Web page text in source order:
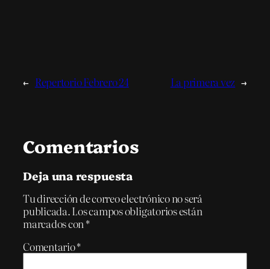
← Repertorio Febrero 24 La primera vez →
Comentarios
Deja una respuesta
Tu dirección de correo electrónico no será
publicada.Los campos obligatorios están
marcados con*
Comentario*